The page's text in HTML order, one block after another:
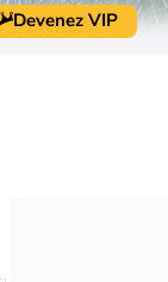
Devenez VIP